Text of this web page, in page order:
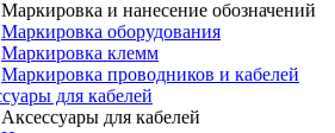
Маркировка и нанесение обозначений
Маркировка оборудования
Маркировка клемм
Маркировка проводников и кабелей
для кабелей
Аксессуары для кабелей